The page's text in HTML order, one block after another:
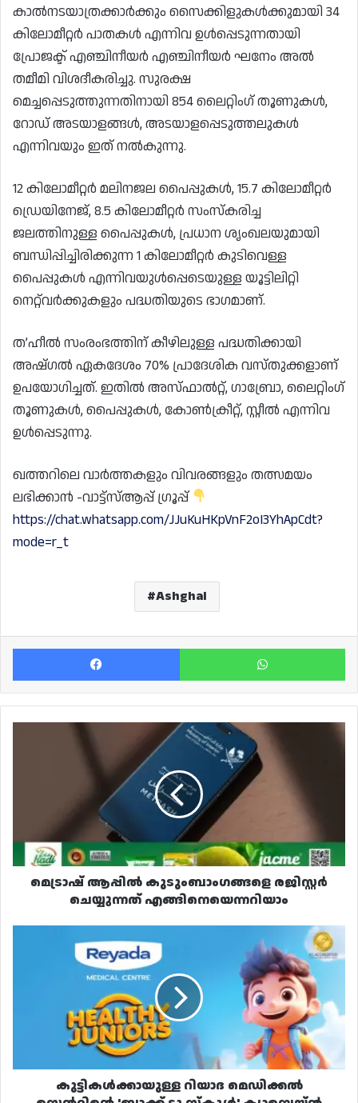
കാൽനടയാത്രക്കാർക്കും സൈക്കിളുകൾക്കുമായി 34
കിലോമീറ്റർ പാതകൾ എന്നിവ ഉൾപ്പെടുന്നതായി
പ്രോജക്ട് എഞ്ചിനീയർ എഞ്ചിനീയർ ഘനേം അൽ
തമീമി വിശദീകരിച്ചു. സുരക്ഷ
മെച്ചപ്പെടുത്തുന്നതിനായി 854 ലൈറ്റിംഗ് തൂണുകൾ,
റോഡ് അടയാളങ്ങൾ, അടയാളപ്പെടുത്തലുകൾ
എന്നിവയും ഇത് നൽകുന്നു.
12 കിലോമീറ്റർ മലിനജല പൈപ്പുകൾ, 15.7 കിലോമീറ്റർ
ഡ്രെയിനേജ്, 8.5 കിലോമീറ്റർ സംസ്കരിച്ച
ജലത്തിനുള്ള പൈപ്പുകൾ, പ്രധാന ശൃംഖലയുമായി
ബന്ധിപ്പിച്ചിരിക്കുന്ന 1 കിലോമീറ്റർ കുടിവെള്ള
പൈപ്പുകൾ എന്നിവയുൾപ്പെടെയുള്ള യൂട്ടിലിറ്റി
നെറ്റ്‌വർക്കുകളും പദ്ധതിയുടെ ഭാഗമാണ്.
ത’ഹീൽ സംരംഭത്തിന് കീഴിലുള്ള പദ്ധതിക്കായി
അഷ്ഗൽ ഏകദേശം 70% പ്രാദേശിക വസ്തുക്കളാണ്
ഉപയോഗിച്ചത്. ഇതിൽ അസ്ഫാൽറ്റ്, ഗാബ്രോ, ലൈറ്റിംഗ്
തൂണുകൾ, പൈപ്പുകൾ, കോൺക്രീറ്റ്, സ്റ്റീൽ എന്നിവ
ഉൾപ്പെടുന്നു.
ഖത്തറിലെ വാർത്തകളും വിവരങ്ങളും തത്സമയം
ലഭിക്കാൻ -വാട്ട്സ്ആപ്പ് ഗ്രൂപ്പ്
https://chat.whatsapp.com/JJuKuHKpVnF2oI3YhApCdt?
mode=r_t
Ashghal
Facebook
എങ്ങിനെയെന്നറിയാം
മെട്രാഷ് ആപ്പിൽ കുടുംബാംഗങ്ങളെ രജിസ്റ്റർ
ചെയ്യുന്നത് എങ്ങിനെയെന്നറിയാം
ക്യാമ്പെയ്ൻ
ആരംഭിച്ചു
കുട്ടികൾക്കായുള്ള റിയാദ മെഡിക്കൽ